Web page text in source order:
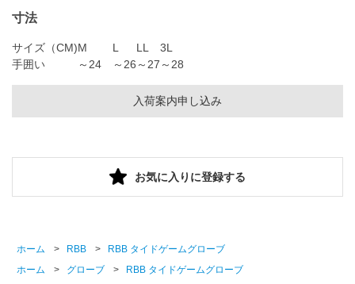
入荷案内申し込み
寸法
サイズ（CM)M L LL
3L
手囲い
～24 ～26 ～27 ～28
お気に入りに登録する
ホーム > RBB >
RBB タイドゲームグローブ
ホーム
> グローブ > RBB タイドゲームグローブ